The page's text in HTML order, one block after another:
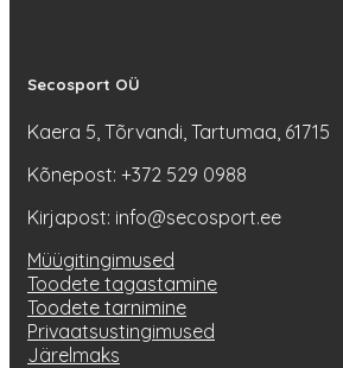
Secosport OÜ
Kaera 5, Tõrvandi, Tartumaa, 61715
Kõnepost: +372 529 0988
Kirjapost: info@secosport.ee
Müügitingimused
Toodete tagastamine
Toodete tarnimine
Privaatsustingimused
Järelmaks